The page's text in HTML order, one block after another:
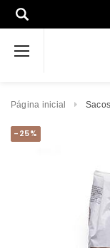
Página inicial
-25%